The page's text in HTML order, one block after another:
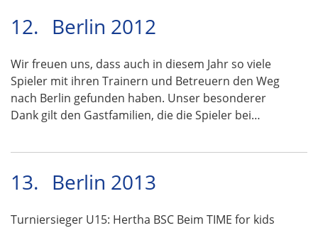
12. Berlin 2012
Wir freuen uns, dass auch in diesem Jahr so viele
Spieler mit ihren Trainern und Betreuern den Weg
nach Berlin gefunden haben. Unser besonderer
Dank gilt den Gastfamilien, die die Spieler bei…
13. Berlin 2013
Turniersieger U15: Hertha BSC Beim TIME for kids